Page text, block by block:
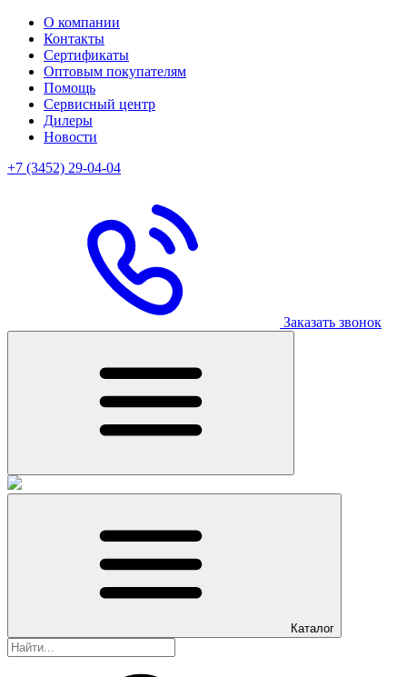
О компании
Контакты
Сертификаты
Оптовым покупателям
Помощь
Сервисный центр
Дилеры
Новости
+7 (3452) 29-04-04
Заказать звонок
Каталог